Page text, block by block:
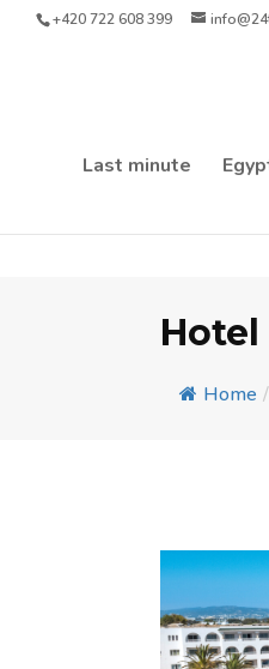
+420 722 608 399
Last minute
Hotel
Home /